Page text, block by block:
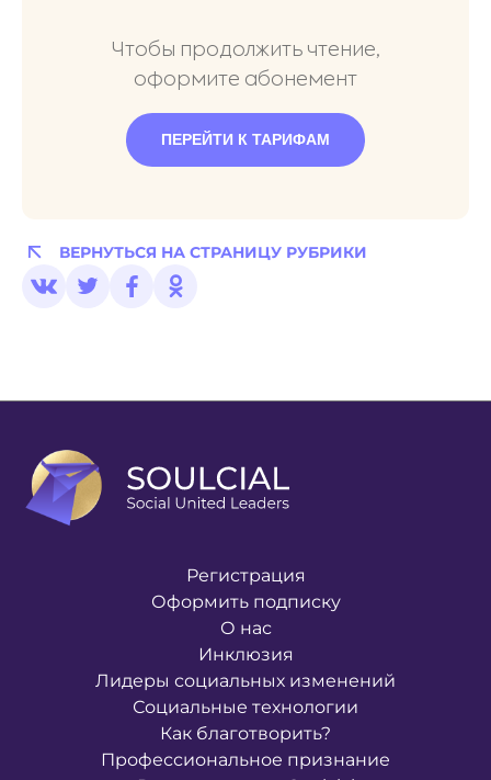
Чтобы продолжить чтение,
оформите абонемент
ПЕРЕЙТИ К ТАРИФАМ
ВЕРНУТЬСЯ НА СТРАНИЦУ РУБРИКИ
Регистрация
Оформить подписку
О нас
Инклюзия
Лидеры социальных изменений
Социальные технологии
Как благотворить?
Профессиональное признание